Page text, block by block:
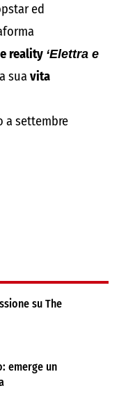
ed
reality ‘Elettra e
sua vita
a settembre
su The
emerge un